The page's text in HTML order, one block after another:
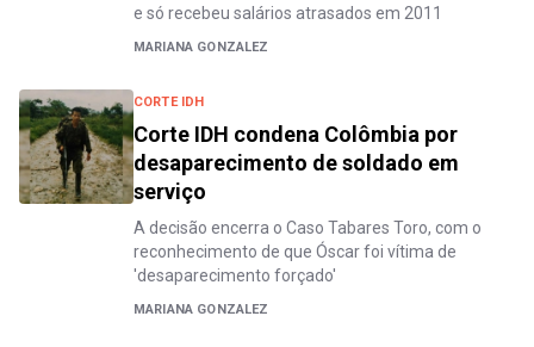
e só recebeu salários atrasados em 2011
MARIANA GONZALEZ
CORTE IDH
Corte IDH condena Colômbia por
desaparecimento de soldado em
serviço
A decisão encerra o Caso Tabares Toro, com o
reconhecimento de que Óscar foi vítima de
'desaparecimento forçado'
MARIANA GONZALEZ